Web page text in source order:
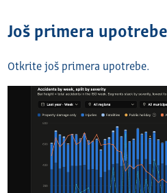
Još primera upotrebe
Otkrite još primera upotrebe.